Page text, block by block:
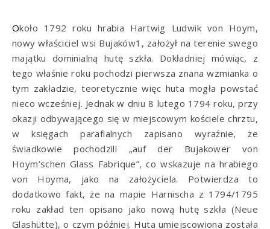
Około 1792 roku hrabia Hartwig Ludwik von Hoym,
nowy właściciel wsi Bujaków1, założył na terenie swego
majątku dominialną hutę szkła. Dokładniej mówiąc, z
tego właśnie roku pochodzi pierwsza znana wzmianka o
tym zakładzie, teoretycznie więc huta mogła powstać
nieco wcześniej. Jednak w dniu 8 lutego 1794 roku, przy
okazji odbywającego się w miejscowym kościele chrztu,
w księgach parafialnych zapisano wyraźnie, że
świadkowie pochodzili „auf der Bujakower von
Hoym’schen Glass Fabrique”, co wskazuje na hrabiego
von Hoyma, jako na założyciela. Potwierdza to
dodatkowo fakt, że na mapie Harnischa z 1794/1795
roku zakład ten opisano jako nową hutę szkła (Neue
Glashütte), o czym później. Huta umiejscowiona została